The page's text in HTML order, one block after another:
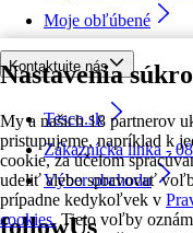
Nastavenia
My a našich 18 partnerov
pristupujeme, napríklad k
cookie, za účelom
udeliť alebo spravovať
prípadne kedykoľvek v
cookies. Tieto voľby
Moje obľúbené
Kontaktujte nás
Tesco.sk
Zákaznícka linka -
Výber obchodu
followUs